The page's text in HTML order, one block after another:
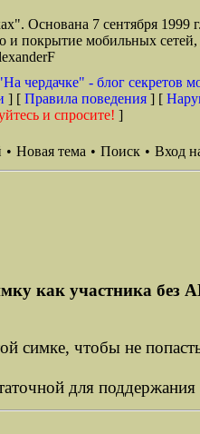
Основана 7 сентября
и покрытие мобильных
чердачке" - блог секретов
] [ Правила поведения ] [
и спросите! ]
• Новая тема • Поиск • Вход
как участника
симке, чтобы не
для поддержания